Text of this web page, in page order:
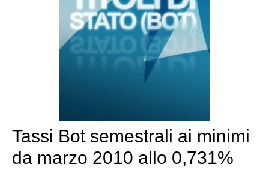
Tassi Bot semestrali ai minimi
da marzo 2010 allo 0,731%